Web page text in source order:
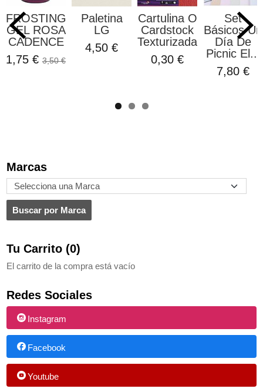
Marcas
Tu Carrito (0)
El carrito de la compra está vacío
Redes Sociales
Instagram
Facebook
Youtube
FROSTING
GEL ROSA
CADENCE
1,75 € 3,50 €
Paletina
LG
4,50 €
Cartulina O
Cardstock
Texturizada...
0,30 €
Set
Básicos Un
Día De
Picnic El...
7,80 €